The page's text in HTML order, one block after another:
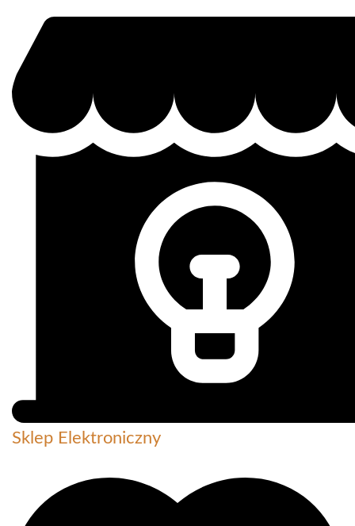
Sklep Elektroniczny